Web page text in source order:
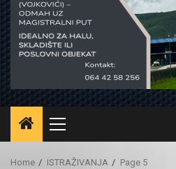
Primary
Menu
Home ISTRAŽIVANJA Page 5